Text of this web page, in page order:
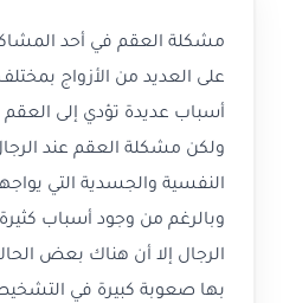
مشكلة العقم في أحد المشاكل
على العديد من الأزواج بمختلف
أسباب عديدة تؤدي إلى العقم
ولكن مشكلة العقم عند الرجال
النفسية والجسدية التي
وبالرغم من وجود أسباب
الرجال إلا أن هناك بعض
بها صعوبة كبيرة في التشخيص